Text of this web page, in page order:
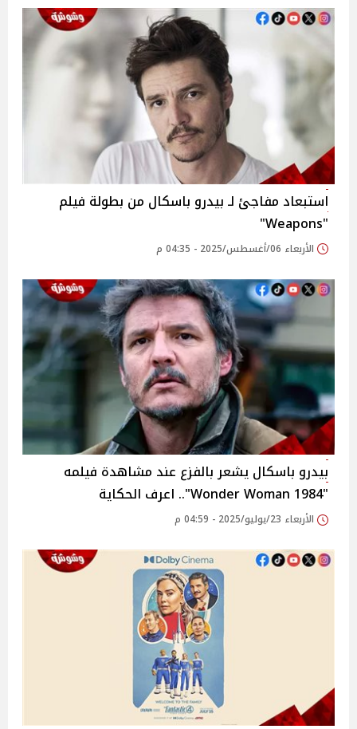
استبعاد مفاجئ لـ بيدرو باسكال من بطولة فيلم
"Weapons"
الأربعاء 06/أغسطس/2025 - 04:35 م
بيدرو باسكال يشعر بالفزع عند مشاهدة فيلمه
"Wonder Woman 1984".. اعرف الحكاية
الأربعاء 23/يوليو/2025 - 04:59 م